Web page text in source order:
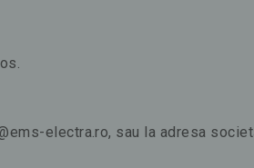
electra.ro, sau la adresa